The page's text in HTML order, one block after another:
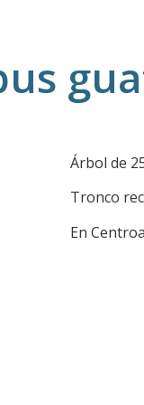
Árbol de
Tronco
En